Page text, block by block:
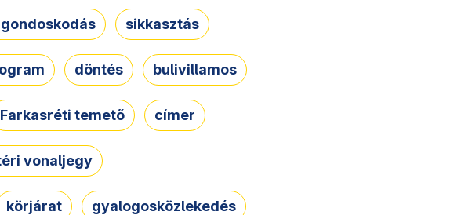
sikkasztás
döntés bulivillamos
Farkasréti temető címer
vonaljegy
körjárat gyalogosközlekedés